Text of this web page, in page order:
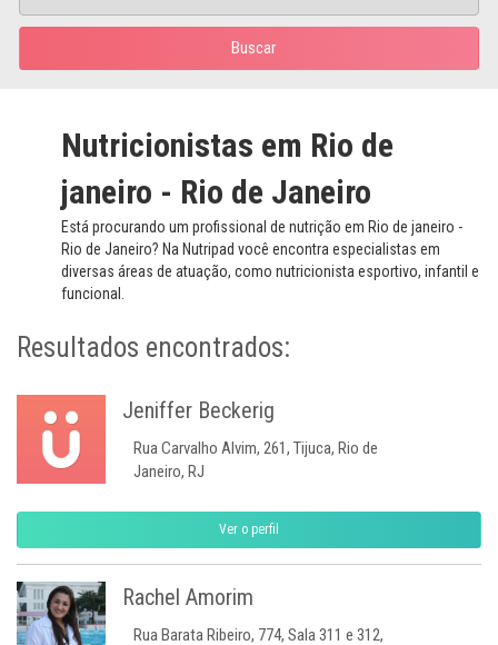
Buscar
Nutricionistas em Rio de
janeiro - Rio de Janeiro
Está procurando um profissional de nutrição em Rio de janeiro -
Rio de Janeiro? Na Nutripad você encontra especialistas em
diversas áreas de atuação, como nutricionista esportivo, infantil e
funcional.
Resultados encontrados:
Jeniffer Beckerig
Rua Carvalho Alvim, 261, Tijuca, Rio de
Janeiro, RJ
Ver o perfil
Rachel Amorim
Rua Barata Ribeiro, 774, Sala 311 e 312,